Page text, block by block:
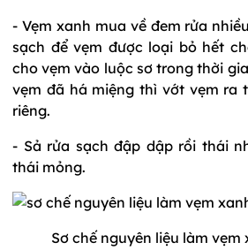
- Vẹm xanh mua về đem rửa
sạch để vẹm được loại bỏ hết
cho vẹm vào luộc sơ trong thời
vẹm đã há miệng thì vớt vẹm ra
riêng.
- Sả rửa sạch đập dập rồi thái
thái mỏng.
Sơ chế nguyên liệu làm vẹm